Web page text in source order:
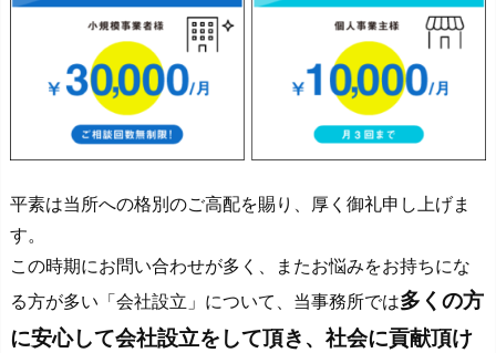
平素は当所への格別のご高配を賜り、厚く御礼申し上げま
す。
この時期にお問い合わせが多く、またお悩みをお持ちにな
る方が多い「会社設立」について、当事務所では多くの方
に安心して会社設立をして頂き、社会に貢献頂け